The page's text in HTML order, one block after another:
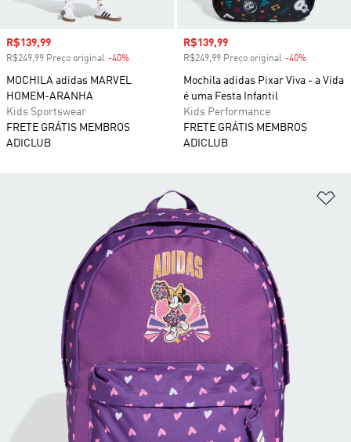
Preço com desconto
R$139,99
R$249,99 Preço original -40%
MOCHILA adidas MARVEL
HOMEM-ARANHA
Kids Sportswear
FRETE GRÁTIS MEMBROS
ADICLUB
Preço com desconto
R$139,99
R$249,99 Preço original -40%
Mochila adidas Pixar Viva - a Vida
é uma Festa Infantil
Kids Performance
FRETE GRÁTIS MEMBROS
ADICLUB